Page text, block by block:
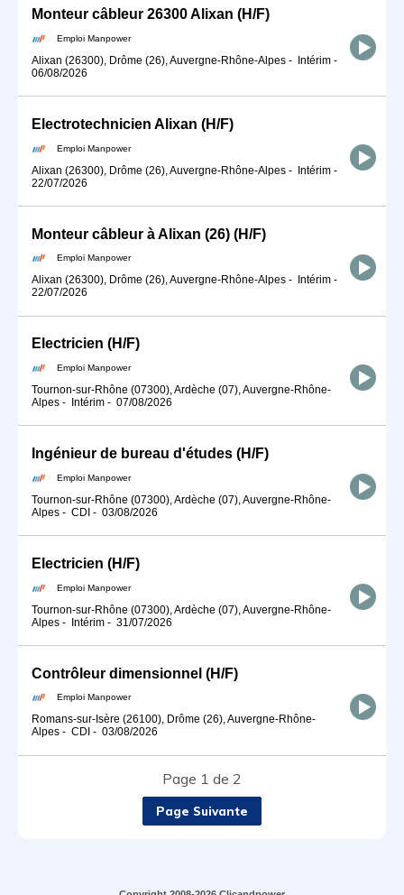
Monteur câbleur 26300 Alixan (H/F)
Emploi Manpower
Alixan (26300), Drôme (26), Auvergne-Rhône-Alpes - Intérim -
06/08/2026
Electrotechnicien Alixan (H/F)
Emploi Manpower
Alixan (26300), Drôme (26), Auvergne-Rhône-Alpes - Intérim -
22/07/2026
Monteur câbleur à Alixan (26) (H/F)
Emploi Manpower
Alixan (26300), Drôme (26), Auvergne-Rhône-Alpes - Intérim -
22/07/2026
Electricien (H/F)
Emploi Manpower
Tournon-sur-Rhône (07300), Ardèche (07), Auvergne-Rhône-
Alpes - Intérim - 07/08/2026
Ingénieur de bureau d'études (H/F)
Emploi Manpower
Tournon-sur-Rhône (07300), Ardèche (07), Auvergne-Rhône-
Alpes - CDI - 03/08/2026
Electricien (H/F)
Emploi Manpower
Tournon-sur-Rhône (07300), Ardèche (07), Auvergne-Rhône-
Alpes - Intérim - 31/07/2026
Contrôleur dimensionnel (H/F)
Emploi Manpower
Romans-sur-Isère (26100), Drôme (26), Auvergne-Rhône-
Alpes - CDI - 03/08/2026
Page 1 de 2
Page Suivante